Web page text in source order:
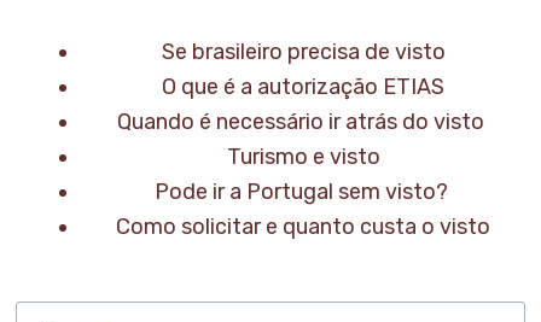
Se brasileiro precisa de visto
O que é a autorização ETIAS
Quando é necessário ir atrás do visto
Turismo e visto
Pode ir a Portugal sem visto?
Como solicitar e quanto custa o visto